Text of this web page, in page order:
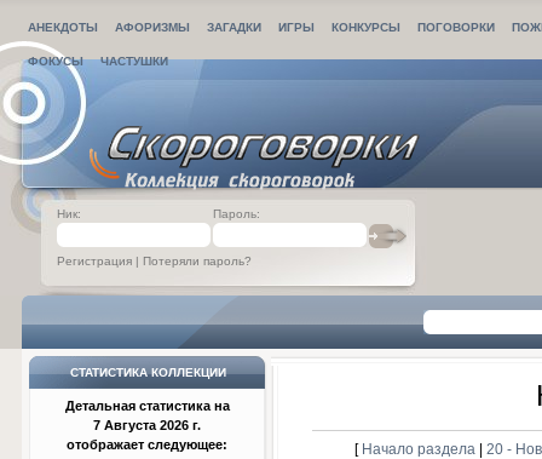
АНЕКДОТЫ АФОРИЗМЫ ЗАГАДКИ ИГРЫ КОНКУРСЫ ПОГОВОРКИ
ФОКУСЫ ЧАСТУШКИ
Ник: Пароль:
Регистрация | Потеряли пароль?
СТАТИСТИКА КОЛЛЕКЦИИ
Детальная статистика на
7 Августа 2026 г.
отображает следующее:
[ Начало раздела | 20 -